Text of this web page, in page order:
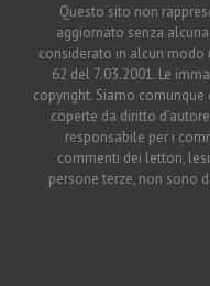
Questo sito non
aggiornato senza
considerato in alcun modo
62 del 7.03.2001. Le
copyright. Siamo
coperte da diritto
responsabile per i
commenti dei lettori,
persone terze, non sono